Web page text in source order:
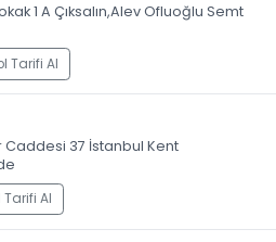
1 A Çıksalın,Alev Ofluoğlu Semt
Tarifi Al
37 İstanbul Kent
Tarifi Al